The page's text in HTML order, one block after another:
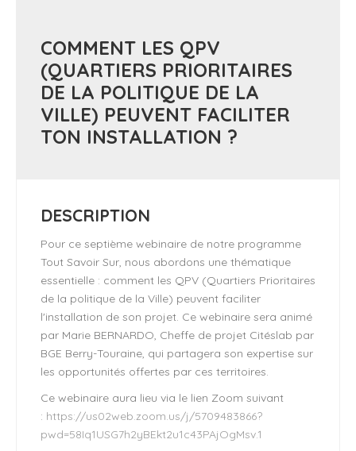
COMMENT LES QPV
(QUARTIERS PRIORITAIRES
DE LA POLITIQUE DE LA
VILLE) PEUVENT FACILITER
TON INSTALLATION ?
DESCRIPTION
Pour ce septième webinaire de notre programme
Tout Savoir Sur, nous abordons une thématique
essentielle : comment les QPV (Quartiers Prioritaires
de la politique de la Ville) peuvent faciliter
l'installation de son projet. Ce webinaire sera animé
par Marie BERNARDO, Cheffe de projet Citéslab par
BGE Berry-Touraine, qui partagera son expertise sur
les opportunités offertes par ces territoires.
Ce webinaire aura lieu via le lien Zoom suivant
: https://us02web.zoom.us/j/5709483866?
pwd=58Iq1USG7h2yBEkt2u1c43PAjOgMsv.1